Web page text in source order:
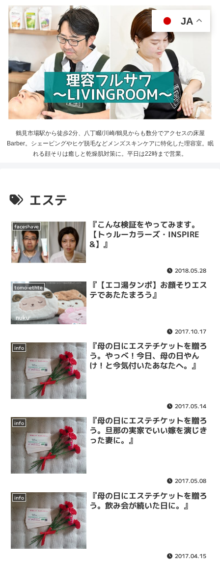
鶴見市場駅から徒歩2分、八丁畷/川崎/鶴見からも数分でアクセスの床屋
Barber。シェービングやヒゲ脱毛などメンズスキンケアに特化した理容室。眠
れる顔そりは癒しと乾燥肌対策に。平日は22時まで営業。
エステ
faceshave
『こんな検証をやってみます。
【トゥルーカラーズ・INSPIRE
&】』
2018.05.28
tomo-ethte
『【エコ湯タンポ】お顔そりエス
テであたたまろう』
2017.10.17
info
『母の日にエステチケットを贈ろ
う。やっべ！今日、母の日やん
け！と今気付いたあなたへ。』
2017.05.14
info
『母の日にエステチケットを贈ろ
う。旦那の実家でいい嫁を演じき
った妻に。』
2017.05.08
info
『母の日にエステチケットを贈ろ
う。飲み会が続いた日に。』
2017.04.15
JA